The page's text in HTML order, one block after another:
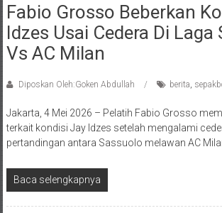
Fabio Grosso Beberkan
Idzes Usai Cedera Di Laga
Vs AC Milan
Diposkan Oleh:Goken Abdullah berita
Jakarta, 4 Mei 2026 – Pelatih Fabio Grosso
terkait kondisi Jay Idzes setelah mengalami
pertandingan antara Sassuolo melawan AC
Baca selengkapnya